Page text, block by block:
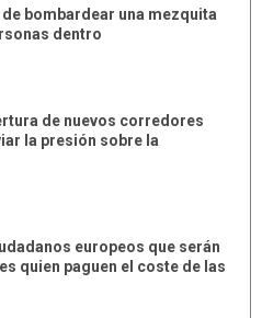
bombardear una mezquita
dentro
de nuevos corredores
la presión sobre la
europeos que serán
quien paguen el coste de las